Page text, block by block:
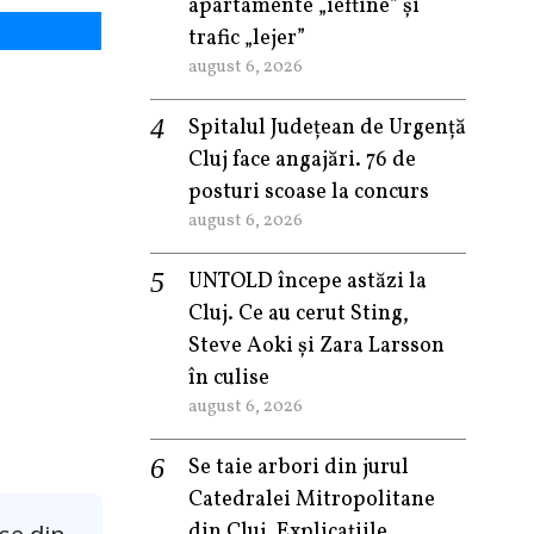
apartamente „ieftine” și
trafic „lejer”
august 6, 2026
Spitalul Județean de Urgență
Cluj face angajări. 76 de
posturi scoase la concurs
august 6, 2026
UNTOLD începe astăzi la
Cluj. Ce au cerut Sting,
Steve Aoki și Zara Larsson
în culise
august 6, 2026
Se taie arbori din jurul
Catedralei Mitropolitane